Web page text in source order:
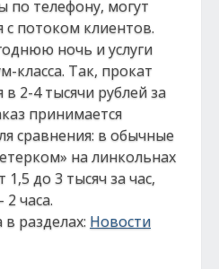
телефону, могут
с потоком клиентов.
ночь и услуги
класса. Так, прокат
2-4 тысячи рублей за
принимается
сравнения: в обычные
на линкольнах
1,5 до 3 тысяч за час,
часа.
разделах: Новости